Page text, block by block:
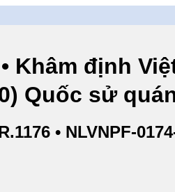
• Khâm định
Quốc sử
• NLVNPF-